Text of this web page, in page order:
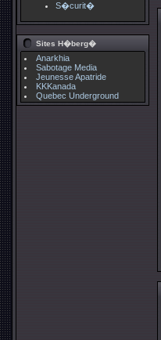
S�curit�
Sites H�berg�
Anarkhia
Sabotage Media
Jeunesse Apatride
KKKanada
Quebec Underground